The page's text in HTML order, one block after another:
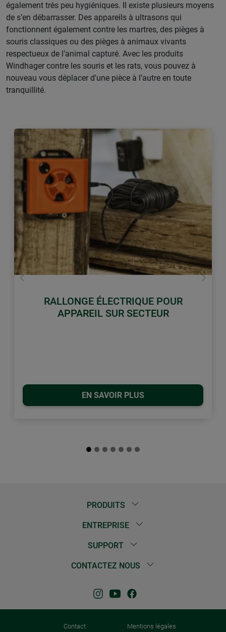
également très peu hygiéniques. Il existe plusieurs moyens
de s’en débarrasser. Des appareils à ultrasons qui
fonctionnent également contre les martres, des pièges à
souris classiques ou des pièges à animaux vivants
respectueux de l’animal capturé. Avec les produits
Windhager contre les souris et les rats, vous pouvez à
nouveau vous déplacer d'une pièce à l’autre en toute
tranquillité.
RALLONGE ÉLECTRIQUE POUR
APPAREIL SUR SECTEUR
EN SAVOIR PLUS
retour
PRODUITS
ENTREPRISE
SUPPORT
CONTACTEZ NOUS
Contact Mentions légales